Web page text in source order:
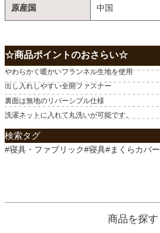
原産国 中国
☆商品ポイントのおさらい☆
やわらかく暖かいフランネル生地を使用
出し入れしやすい全開ファスナー
裏面は無地のリバーシブル仕様
洗濯ネットに入れて丸洗いが可能です。
検索タグ
#寝具・ファブリック#寝具#まくらカバー
商品を探す